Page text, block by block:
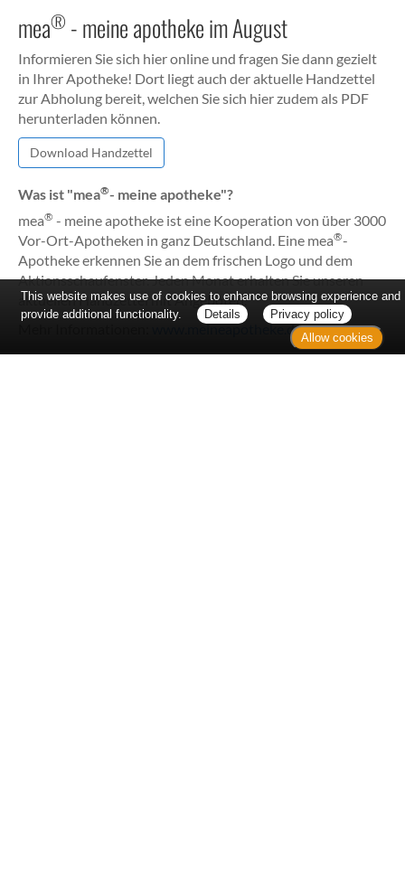
mea® - meine apotheke im August
Informieren Sie sich hier online und fragen Sie dann gezielt
in Ihrer Apotheke! Dort liegt auch der aktuelle Handzettel
zur Abholung bereit, welchen Sie sich hier zudem als PDF
herunterladen können.
Download Handzettel
Was ist "mea®- meine apotheke"?
mea® - meine apotheke ist eine Kooperation von über 3000
Vor-Ort-Apotheken in ganz Deutschland. Eine mea®-
Apotheke erkennen Sie an dem frischen Logo und dem
Aktionsschaufenster. Jeden Monat erhalten Sie unseren
aktuellen Handzettel mit Angeboten.
www.meineapotheke.de
This website makes use of cookies to enhance browsing experience and
provide additional functionality.
Details
Privacy policy
Allow cookies